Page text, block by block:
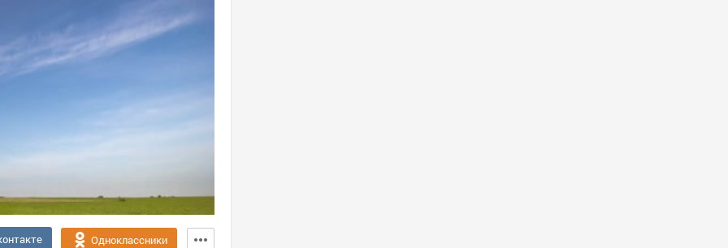
Одноклассники